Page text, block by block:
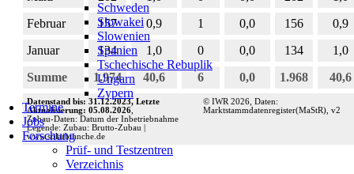
Schweden
Slowakei
Slowenien
Spanien
Tschechische Rebuplik
Ungarn
Zypern
Termine
Jobs
Forschung
Prüf- und Testzentren
Verzeichnis
Februar
157 0,9 1 0,0 156
0,9
Januar
134 1,0 0 0,0 134
1,0
Summe
1.974 40,6 6 0,0 1.968 40,6
Datenstand bis: 31.12.2023, Letzte
Aktualisierung: 05.08.2026
Zubau-Daten: Datum der Inbetriebnahme
Legende: Zubau: Brutto-Zubau |
www.solarbranche.de
© IWR 2026, Daten:
Marktstammdatenregister(MaStR), v2